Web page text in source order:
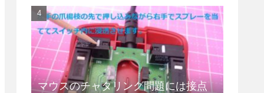
マウスのチャタリング問題には接点